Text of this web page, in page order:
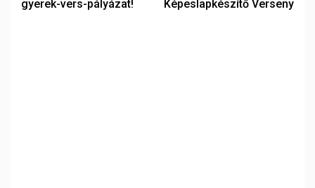
gyerek-vers-pályázat!
Képeslapkészítő Verseny